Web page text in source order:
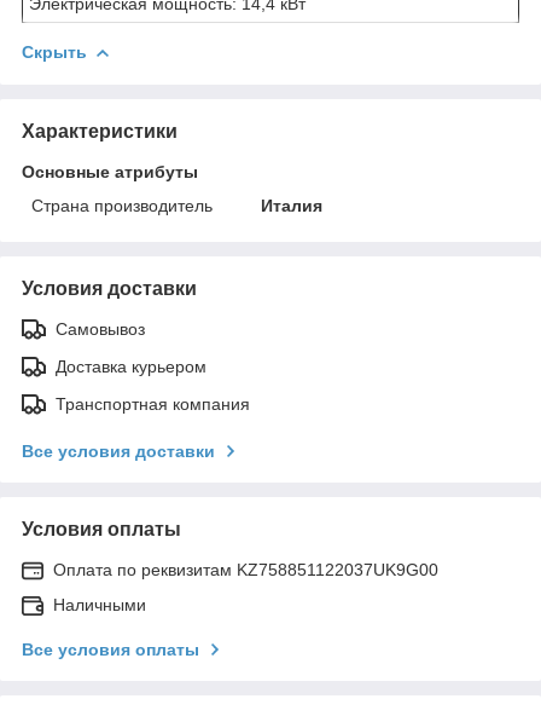
Скрыть
Характеристики
Основные атрибуты
Страна производитель
Италия
Условия доставки
Самовывоз
Доставка курьером
Транспортная компания
Все условия доставки
Условия оплаты
Оплата по реквизитам KZ758851122037UK9G00
Наличными
Все условия оплаты